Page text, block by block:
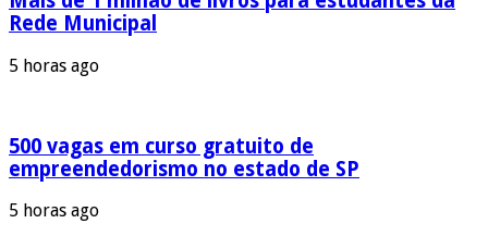
Rede Municipal
5 horas ago
500 vagas em curso gratuito de
empreendedorismo no estado de SP
5 horas ago